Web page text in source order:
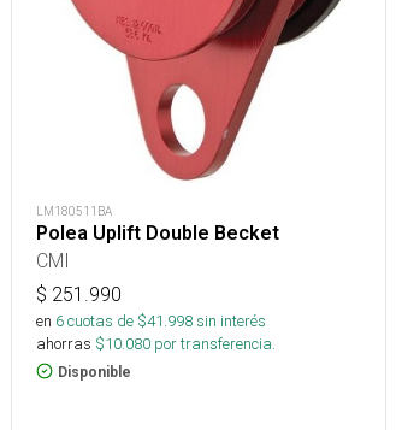
LM180511BA
Polea Uplift Double Becket
CMI
$ 251.990
en 6cuotas de $41.998sin interés
ahorras $10.080 por transferencia.
Disponible